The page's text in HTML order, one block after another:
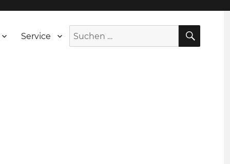
Service
Suche
nach: